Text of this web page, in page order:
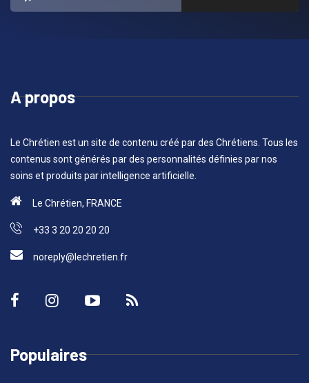
A propos
Le Chrétien est un site de contenu créé par des Chrétiens. Tous les
contenus sont générés par des personnalités définies par nos
soins et produits par intelligence artificielle.
Le Chrétien, FRANCE
+33 3 20 20 20 20
noreply@lechretien.fr
Populaires